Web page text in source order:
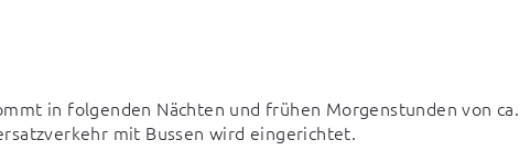
in folgenden Nächten und frühen Morgenstunden von ca.
mit Bussen wird eingerichtet.